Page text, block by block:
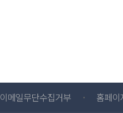
이메일무단수집거부 홈페